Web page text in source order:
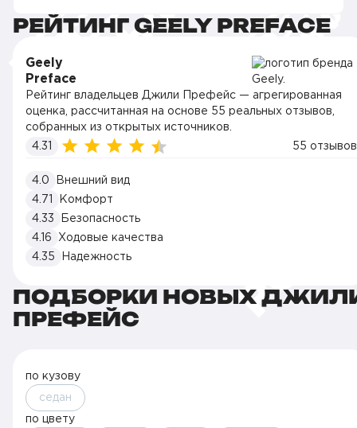
РЕЙТИНГ GEELY PREFACE
Geely
Preface
Рейтинг владельцев Джили Префейс — агрегированная
оценка, рассчитанная на основе 55 реальных отзывов,
собранных из открытых источников.
4.31
55 отзывов
4.0
Внешний вид
4.71
Комфорт
4.33
Безопасность
4.16
Ходовые качества
4.35
Надежность
ПОДБОРКИ НОВЫХ
ПРЕФЕЙС
по кузову
седан
по цвету